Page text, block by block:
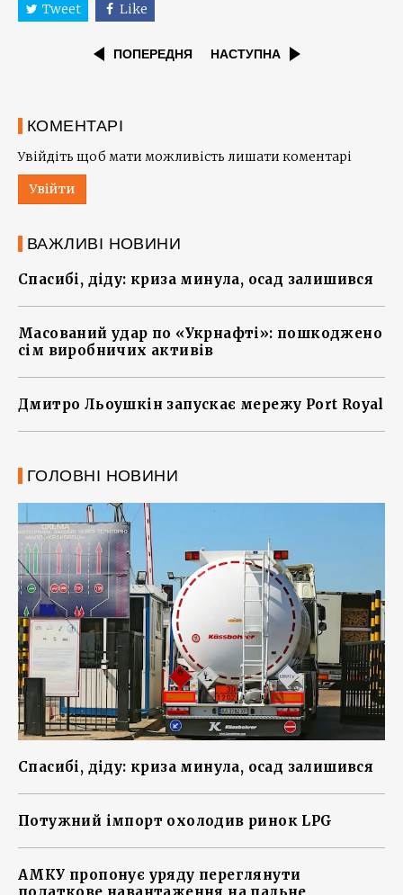
Tweet Like
ПОПЕРЕДНЯ НАСТУПНА
КОМЕНТАРІ
Увійдіть щоб мати можливість лишати коментарі
Увійти
ВАЖЛИВІ НОВИНИ
Спасибі, діду: криза минула, осад залишився
Масований удар по «Укрнафті»: пошкоджено
сім виробничих активів
Дмитро Льоушкін запускає мережу Port Royal
ГОЛОВНІ НОВИНИ
Спасибі, діду: криза минула, осад залишився
Потужний імпорт охолодив ринок LPG
АМКУ пропонує уряду переглянути